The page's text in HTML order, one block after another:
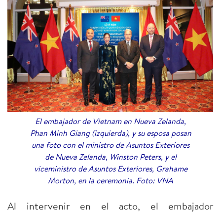
El embajador de Vietnam en Nueva Zelanda,
Phan Minh Giang (izquierda), y su esposa posan
una foto con el ministro de Asuntos Exteriores
de Nueva Zelanda, Winston Peters, y el
viceministro de Asuntos Exteriores, Grahame
Morton, en la ceremonia. Foto: VNA
Al intervenir en el acto, el embajador